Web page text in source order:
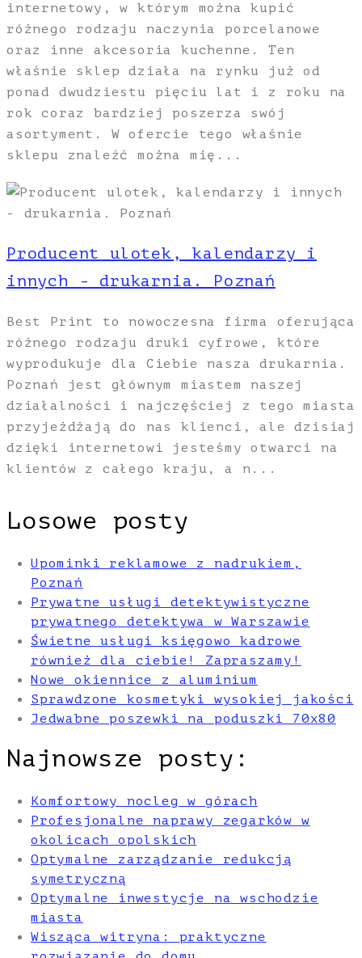
internetowy, w którym można kupić
różnego rodzaju naczynia porcelanowe
oraz inne akcesoria kuchenne. Ten
właśnie sklep działa na rynku już od
ponad dwudziestu pięciu lat i z roku na
rok coraz bardziej poszerza swój
asortyment. W ofercie tego właśnie
sklepu znaleźć można mię...
Producent ulotek, kalendarzy i
innych - drukarnia. Poznań
Best Print to nowoczesna firma oferująca
różnego rodzaju druki cyfrowe, które
wyprodukuje dla Ciebie nasza drukarnia.
Poznań jest głównym miastem naszej
działalności i najczęściej z tego miasta
przyjeżdżają do nas klienci, ale dzisiaj
dzięki internetowi jesteśmy otwarci na
klientów z całego kraju, a n...
Losowe posty
Upominki reklamowe z nadrukiem,
Poznań
Prywatne usługi detektywistyczne
prywatnego detektywa w Warszawie
Świetne usługi księgowo kadrowe
również dla ciebie! Zapraszamy!
Nowe okiennice z aluminium
Sprawdzone kosmetyki wysokiej jakości
Jedwabne poszewki na poduszki 70x80
Najnowsze posty:
Komfortowy nocleg w górach
Profesjonalne naprawy zegarków w
okolicach opolskich
Optymalne zarządzanie redukcją
symetryczną
Optymalne inwestycje na wschodzie
miasta
Wisząca witryna: praktyczne